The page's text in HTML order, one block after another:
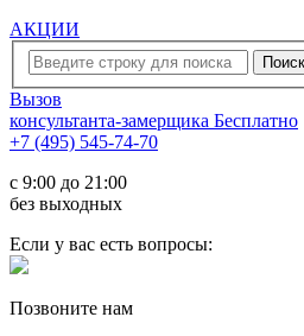
АКЦИИ
Вызов
консультанта-замерщика Бесплатно
+7 (495) 545-74-70
c 9:00 до 21:00
без выходных
Если у вас есть вопросы:
Позвоните нам